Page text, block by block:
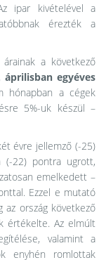
ipar kivételével a
érezték a
a következő
áprilisban egyéves
hónapban a cégek
5%-uk készül –
évre jellemző (-25)
(-22) pontra ugrott,
emelkedett –
Ezzel e mutató
az ország következő
értékelte. Az elmúlt
valamint a
enyhén romlottak